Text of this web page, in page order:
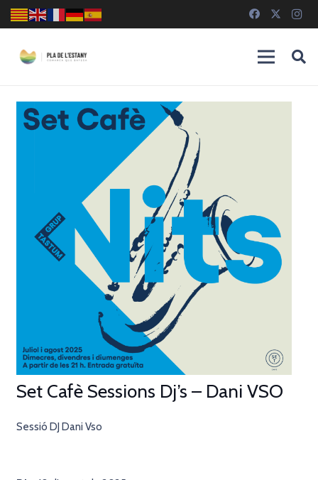
Set Cafè Sessions Dj’s – Dani VSO
Sessió DJ Dani Vso